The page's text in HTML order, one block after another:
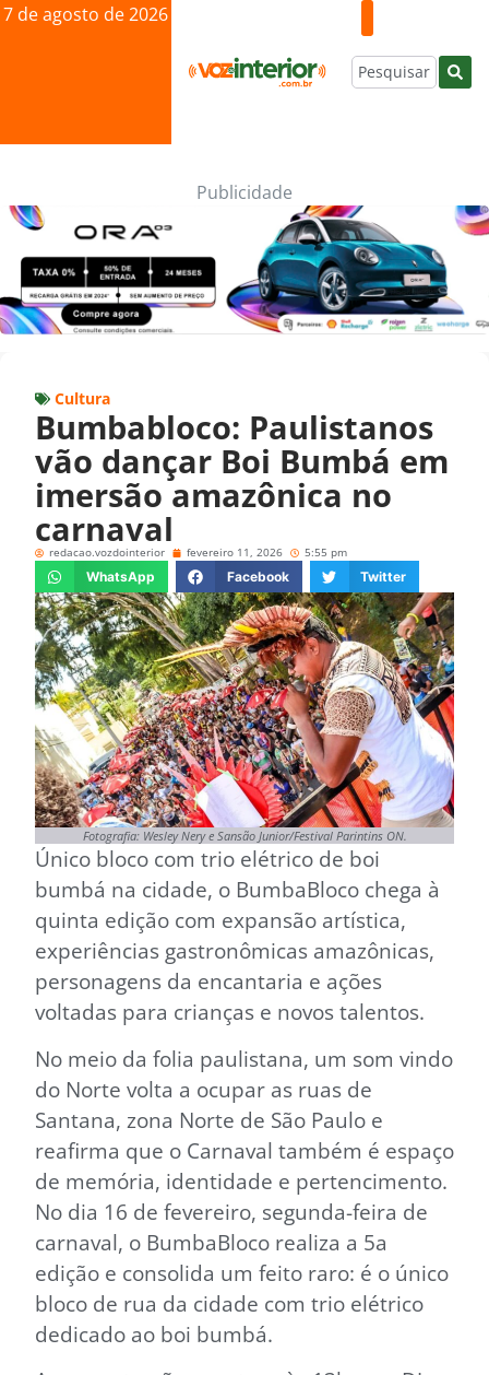
7 de agosto de 2026
Publicidade
Cultura
Bumbabloco: Paulistanos
vão dançar Boi Bumbá em
imersão amazônica no
carnaval
redacao.vozdointerior fevereiro 11, 2026 5:55 pm
WhatsApp Facebook Twitter
Fotografia: Wesley Nery e Sansão Junior/Festival Parintins ON.
Único bloco com trio elétrico de boi
bumbá na cidade, o BumbaBloco chega à
quinta edição com expansão artística,
experiências gastronômicas amazônicas,
personagens da encantaria e ações
voltadas para crianças e novos talentos.
No meio da folia paulistana, um som vindo
do Norte volta a ocupar as ruas de
Santana, zona Norte de São Paulo e
reafirma que o Carnaval também é espaço
de memória, identidade e pertencimento.
No dia 16 de fevereiro, segunda-feira de
carnaval, o BumbaBloco realiza a 5a
edição e consolida um feito raro: é o único
bloco de rua da cidade com trio elétrico
dedicado ao boi bumbá.